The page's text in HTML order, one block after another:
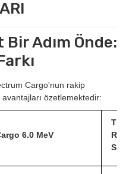
Adım Önde:
Cargo'nun rakip
özetlemektedir:
6.0 MeV